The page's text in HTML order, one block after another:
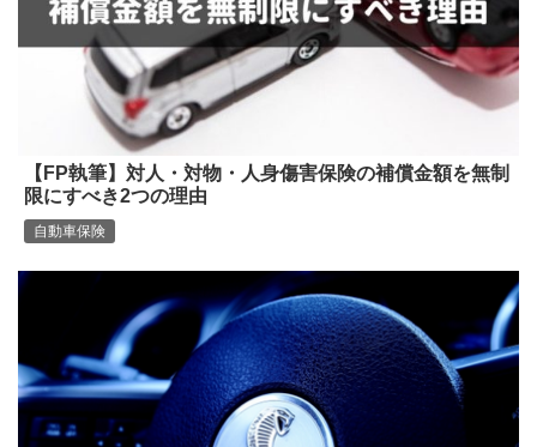
【FP執筆】対人・対物・人身傷害保険の補償金額を無制
限にすべき2つの理由
自動車保険